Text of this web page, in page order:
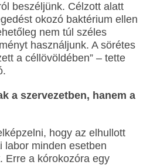
beszéljünk. Célzott alatt
okozó baktérium ellen
nem túl széles
használjunk. A sörétes
a céllövöldében” – tette
a szervezetben, hanem a
hogy az elhullott
labor minden esetben
Erre a kórokozóra egy